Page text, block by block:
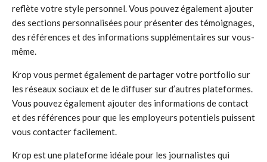
reflète votre style personnel. Vous pouvez également ajouter
des sections personnalisées pour présenter des témoignages,
des références et des informations supplémentaires sur vous-
même.
Krop vous permet également de partager votre portfolio sur
les réseaux sociaux et de le diffuser sur d’autres plateformes.
Vous pouvez également ajouter des informations de contact
et des références pour que les employeurs potentiels puissent
vous contacter facilement.
Krop est une plateforme idéale pour les journalistes qui